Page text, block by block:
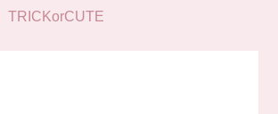
TRICKorCUTE